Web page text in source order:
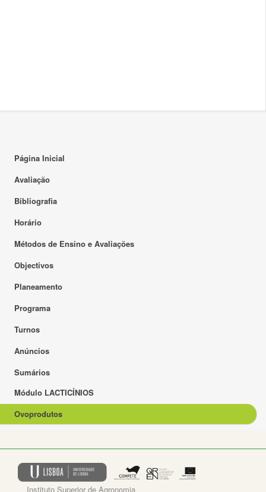
Página Inicial
Avaliação
Bibliografia
Horário
Métodos de Ensino e Avaliações
Objectivos
Planeamento
Programa
Turnos
Anúncios
Sumários
Módulo LACTICÍNIOS
Ovoprodutos
Instituto Superior de Agronomia